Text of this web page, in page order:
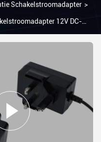
Schakelstroomadapter >
12V DC-